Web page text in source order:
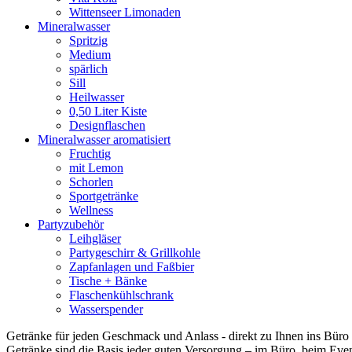
Wittenseer Limonaden
Mineralwasser
Spritzig
Medium
spärlich
Sill
Heilwasser
0,50 Liter Kiste
Designflaschen
Mineralwasser aromatisiert
Fruchtig
mit Lemon
Schorlen
Sportgetränke
Wellness
Partyzubehör
Leihgläser
Partygeschirr & Grillkohle
Zapfanlagen und Faßbier
Tische + Bänke
Flaschenkühlschrank
Wasserspender
Getränke für jeden Geschmack und Anlass - direkt zu Ihnen ins Büro